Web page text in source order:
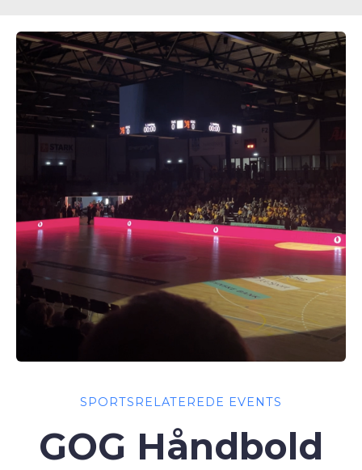
SPORTSRELATEREDE EVENTS
GOG Håndbold